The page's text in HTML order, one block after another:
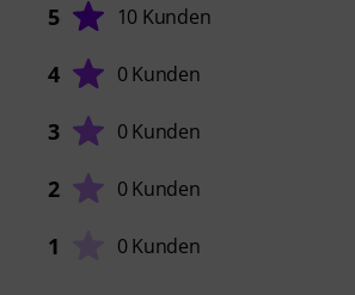
5 10 Kunden
4 0 Kunden
3 0 Kunden
2 0 Kunden
1 0 Kunden